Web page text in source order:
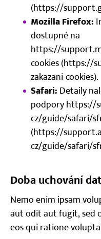
(https://
Mozilla Firefox:
dostupné na
https://
cookies (https://
zakazani-cookies).
Safari: Detaily
podpory https://
cz/guide/safari/
(https://
cz/guide/safari/
Doba uchování dat
Nemo enim ipsam
aut odit aut fugit, sed
eos qui ratione